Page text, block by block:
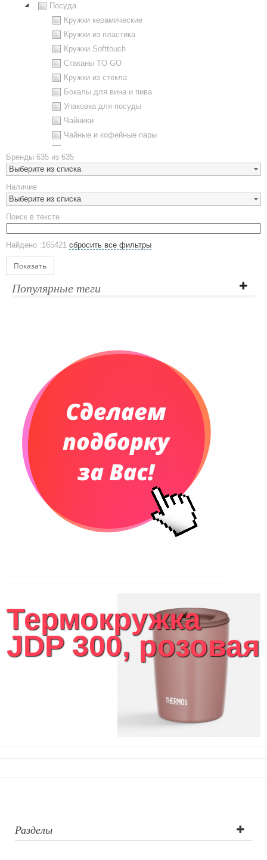
Посуда
Кружки керамические
Кружки из пластика
Кружки Softtouch
Стаканы TO GO
Кружки из стекла
Бокалы для вина и пива
Упаковка для посуды
Чайники
Чайные и кофейные пары
Наборы посуды
Предметы сервировки
Стаканы
Эко кружки
ЕВРОПОСУДА
Аксессуары
Ежедневники и блокноты
Датированные ежедневники
Планинги недатированные
Телефонные книжки
Сумки и Рюкзаки
Сумки для планшетов и ноутбуков
Рюкзаки
Конференц-сумки
Сумки для покупок промо
Несессеры и косметички
Сумки дорожные
Текстиль для ванной комнаты
Кухонные приспособления
Кухонный текстиль
Ножи разделочные доски
Фоторамки и фотоальбомы
Домашний текстиль
Бренды 635 из 635
Выберите из списка
Наличие
Выберите из списка
Поиск в тексте
Найдено :165421 сбросить все фильтры
Показать
Популярные теги
Термокружка
JDP 300, розовая
Разделы